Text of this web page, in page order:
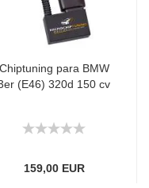
Chiptuning para BMW
(E46) 320d 150 cv
159,00 EUR